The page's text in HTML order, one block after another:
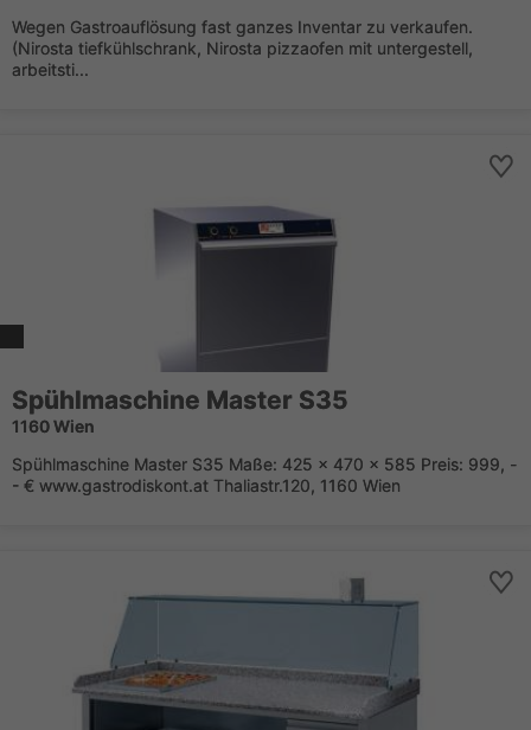
Wegen Gastroauflösung fast ganzes Inventar zu verkaufen.
(Nirosta tiefkühlschrank, Nirosta pizzaofen mit untergestell,
arbeitsti...
Spühlmaschine Master S35
1160 Wien
Spühlmaschine Master S35 Maße: 425 x 470 x 585 Preis: 999, -
- € www.gastrodiskont.at Thaliastr.120, 1160 Wien